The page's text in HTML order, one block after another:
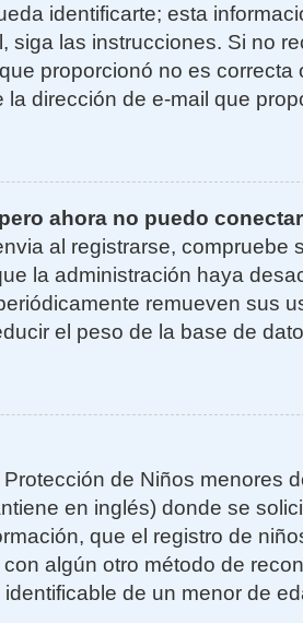
identificarte; esta
siga las instrucciones. Si no
proporcionó no es
dirección de e-mail que
ahora no puedo
al registrarse, compruebe
la administración haya
remueven sus
el peso de la base de
de Niños menores
en inglés) donde se
que el registro de
algún otro método de
de un menor de